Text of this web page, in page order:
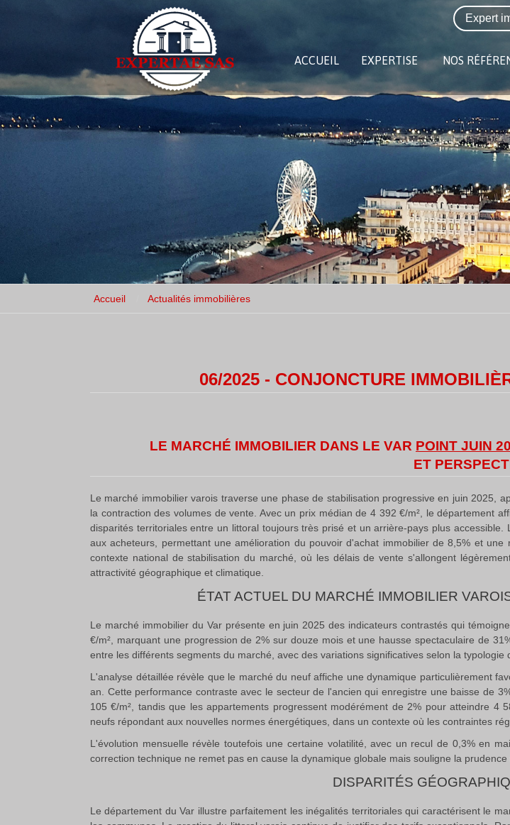
Expert
ACCUEIL EXPERTISE NOS
Accueil Actualités immobilières
06/2025 - CONJONCTURE
LE MARCHÉ IMMOBILIER DANS LE VAR POINT JUIN
ET
Le marché immobilier varois traverse une phase de stabilisation progressive en juin 2025,
la contraction des volumes de vente. Avec un prix médian de 4 392 €/m², le département
disparités territoriales entre un littoral toujours très prisé et un arrière-pays plus accessible
aux acheteurs, permettant une amélioration du pouvoir d'achat immobilier de 8,5% et
contexte national de stabilisation du marché, où les délais de vente s'allongent
attractivité géographique et climatique.
ÉTAT ACTUEL DU MARCHÉ IMMOBILIER
Le marché immobilier du Var présente en juin 2025 des indicateurs contrastés qui
€/m², marquant une progression de 2% sur douze mois et une hausse spectaculaire de
entre les différents segments du marché, avec des variations significatives selon la typologie
L'analyse détaillée révèle que le marché du neuf affiche une dynamique particulièrement
an
Cette performance contraste avec le secteur de l'ancien qui enregistre une baisse de
105 €/m², tandis que les appartements progressent modérément de 2% pour atteindre 4
neufs répondant aux nouvelles normes énergétiques, dans un contexte où les contraintes
L'évolution mensuelle révèle toutefois une certaine volatilité, avec un recul de 0,3% en
correction technique ne remet pas en cause la dynamique globale mais souligne la
DISPARITÉS
Le département du Var illustre parfaitement les inégalités territoriales qui caractérisent le